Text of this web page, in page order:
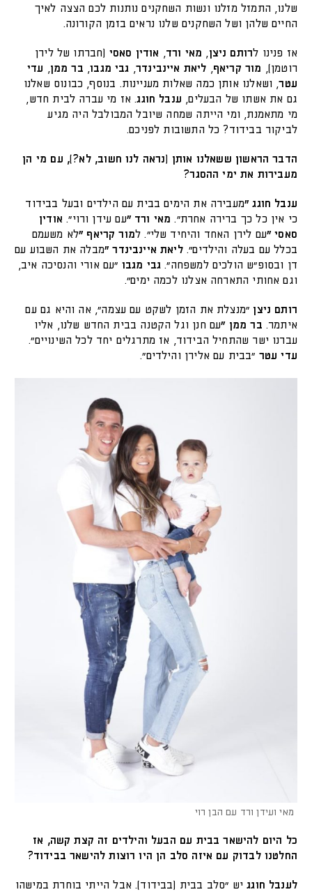
שלנו, התמזל מזלנו ונשות השחקנים נותנות לכם הצצה לאיך
החיים שלהן ושל השחקנים שלנו נראים בזמן הקורונה.
אז פנינו לרותם ניצן, מאי ורד, אודין סאסי (חברתו של לירן
רוטמן), מור קריאף, ליאת איינבינדר, גבי מגבו, בר ממן, עדי
עטר, ושאלנו אותן כמה שאלות מעניינות. בנוסף, כבונוס שאלנו
גם את אשתו של הבעלים, ענבל חוגג. אז מי עברה לבית חדש,
מי מתאמנת, ומי הייתה שמחה שיובל המבולבל היה מגיע
לביקור בבידוד? כל התשובות לפניכם.
הדבר הראשון ששאלנו אותן (נראה לנו חשוב, לא?), עם מי הן
מעבירות את ימי ההסגר?
ענבל חוגג "מעבירה את הימים בבית עם הילדים ובעל בבידוד
כי אין כל כך ברירה אחרת". מאי ורד "עם עידן ורוי". אודין
סאסי "עם לירן האחד והיחיד שלי". למור קריאף "לא משעמם
בכלל עם בעלה והילדים".ליאת איינבינדר "מבלה את השבוע עם
דן ובסופ"ש הולכים למשפחה". גבי מגבו "עם אורי והנסיכה איב,
וגם אחותי התארחה אצלנו לכמה ימים".
רותם ניצן "מנצלת את הזמן לשקט עם עצמה", אה והיא גם עם
איתמר. בר ממן "עם חנן וגל הקטנה בבית החדש שלנו, אליו
עברנו ישר שהתחיל הבידוד, אז מתרגלים יחד לכל השינויים".
עדי עטר "בבית עם אלירן והילדים".
מאי ועידן ורד עם הבן רוי
כל היום להישאר בבית עם הבעל והילדים זה קצת קשה, אז
החלטנו לבדוק עם איזה סלב הן היו רוצות להישאר בבידוד?
לענבל חוגג יש "סלב בבית (בבידוד). אבל הייתי בוחרת במישהו